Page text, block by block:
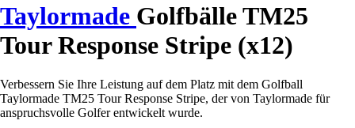
Taylormade Golfbälle TM25
Tour Response Stripe (x12)
Verbessern Sie Ihre Leistung auf dem Platz mit dem Golfball
Taylormade TM25 Tour Response Stripe, der von Taylormade für
anspruchsvolle Golfer entwickelt wurde.